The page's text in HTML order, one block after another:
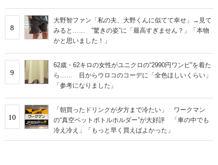
8
大野智ファン「私の夫、大野くんに似てて幸せ」→見て
みると…… ‟驚きの姿”に「最高すぎません？」「本物
かと思いました！」
9
62歳・62キロの女性がユニクロの“2990円ワンピ”を着た
ら…… 目からウロコのコーデに「全色ほしいくらい」
「参考になりました」
10
「朝買ったドリンクが夕方まで冷たい」 ワークマン
の“真空ペットボトルホルダー”が大好評 「車の中でも
冷え冷え」「もっと早く買えばよかった」